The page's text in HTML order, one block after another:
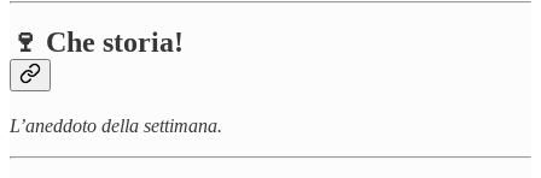
🍷 Che storia!
L’aneddoto della settimana.